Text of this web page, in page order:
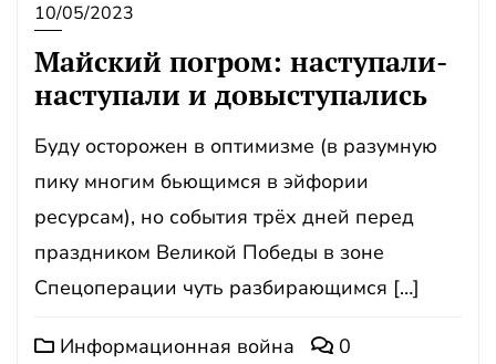
10/05/2023
Майский погром: наступали-
наступали и довыступались
Буду осторожен в оптимизме (в разумную
пику многим бьющимся в эйфории
ресурсам), но события трёх дней перед
праздником Великой Победы в зоне
Спецоперации чуть разбирающимся […]
Информационная война 0